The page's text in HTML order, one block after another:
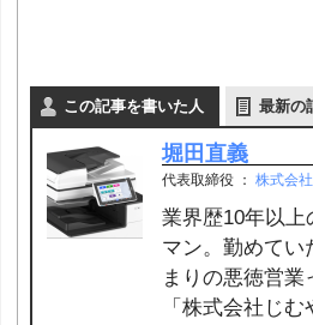
この記事を書いた人 最新の
堀田直義
代表取締役 ： 株式会
業界歴10年以上
マン。勤めてい
まりの悪徳営業
「株式会社じ